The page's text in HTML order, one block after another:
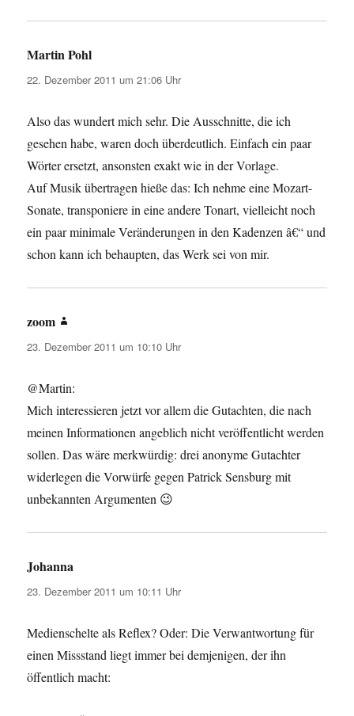
Martin Pohl
22. Dezember 2011 um 21:06 Uhr
Also das wundert mich sehr. Die Ausschnitte, die ich
gesehen habe, waren doch überdeutlich. Einfach ein paar
Wörter ersetzt, ansonsten exakt wie in der Vorlage.
Auf Musik übertragen hieße das: Ich nehme eine Mozart-
Sonate, transponiere in eine andere Tonart, vielleicht noch
ein paar minimale Veränderungen in den Kadenzen â€“ und
schon kann ich behaupten, das Werk sei von mir.
zoom
23. Dezember 2011 um 10:10 Uhr
@Martin:
Mich interessieren jetzt vor allem die Gutachten, die nach
meinen Informationen angeblich nicht veröffentlicht werden
sollen. Das wäre merkwürdig: drei anonyme Gutachter
widerlegen die Vorwürfe gegen Patrick Sensburg mit
unbekannten Argumenten 😉
Johanna
23. Dezember 2011 um 10:11 Uhr
Medienschelte als Reflex? Oder: Die Verwantwortung für
einen Missstand liegt immer bei demjenigen, der ihn
öffentlich macht: